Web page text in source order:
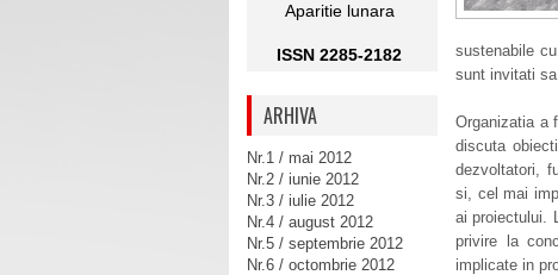
sustenabile
sunt invitati
Organizatia a
discuta
dezvoltatori,
si, cel mai
ai proiectului.
privire la
implicate in
Aparitie lunara
ISSN 2285-2182
ARHIVA
Nr.1 / mai 2012
Nr.2 / iunie 2012
Nr.3 / iulie 2012
Nr.4 / august 2012
Nr.5 / septembrie 2012
Nr.6 / octombrie 2012